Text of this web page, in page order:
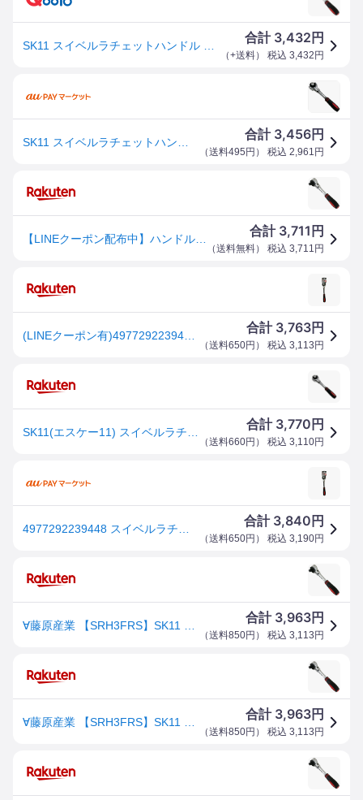
合計 3,432 円
（+送料） 税込 3,432 円
合計 3,456円
（送料495円 ） 税込 2,961 円
合計 3,711 円
（送料無料） 税込 3,711 円
合計 3,763円
（送料650円 ） 税込 3,113 円
合計 3,770 円
（送料660円 ） 税込 3,110円
合計 3,840 円
（送料650円 ） 税込 3,190円
合計 3,963円
（送料850円 ） 税込 3,113 円
合計 3,963円
（送料850円 ） 税込 3,113 円